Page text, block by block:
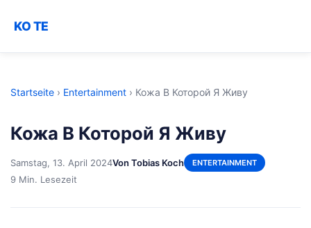
KO TE
Startseite › Entertainment › Кожа В Которой Я Живу
Кожа В Которой Я Живу
Samstag, 13. April 2024Von Tobias Koch ENTERTAINMENT
9 Min. Lesezeit